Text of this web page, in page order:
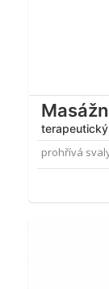
terapeutický
prohřívá